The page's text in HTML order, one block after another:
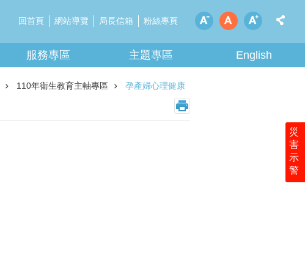
回首頁 網站導覽 局長信箱 粉絲專頁
災
害
示
警
服務專區 主題專區 English
110年衛生教育主軸專區 孕產婦心理健康